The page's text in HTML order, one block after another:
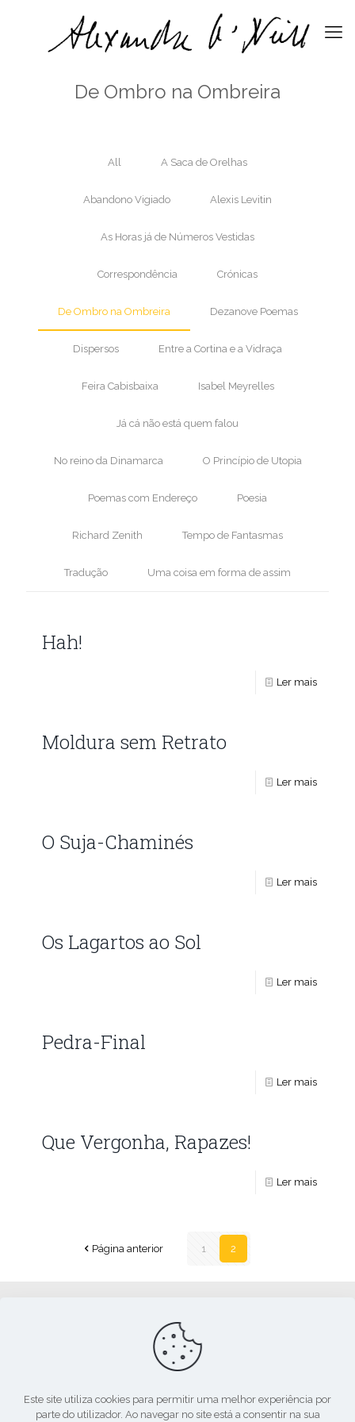
De Ombro na Ombreira
All A Saca de Orelhas
Abandono Vigiado Alexis Levitin
As Horas já de Números Vestidas
Correspondência Crónicas
De Ombro na Ombreira Dezanove Poemas
Dispersos Entre a Cortina e a Vidraça
Feira Cabisbaixa Isabel Meyrelles
Já cá não está quem falou
No reino da Dinamarca O Princípio de Utopia
Poemas com Endereço Poesia
Richard Zenith Tempo de Fantasmas
Tradução Uma coisa em forma de assim
Hah!
Ler mais
Moldura sem Retrato
Ler mais
O Suja-Chaminés
Ler mais
Os Lagartos ao Sol
Ler mais
Pedra-Final
Ler mais
Que Vergonha, Rapazes!
Ler mais
Página anterior 1 2
Este site utiliza cookies para permitir uma melhor experiência por
parte do utilizador. Ao navegar no site está a consentir na sua